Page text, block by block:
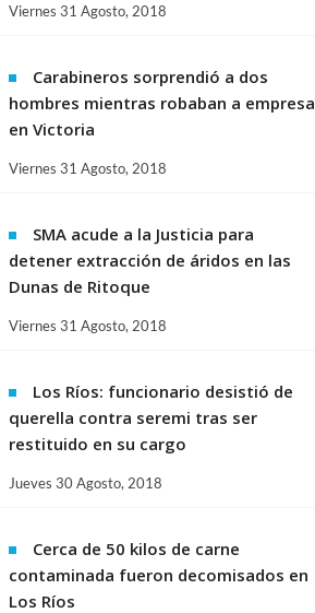
Viernes 31 Agosto, 2018
Carabineros sorprendió a dos
hombres mientras robaban a empresa
en Victoria
Viernes 31 Agosto, 2018
SMA acude a la Justicia para
detener extracción de áridos en las
Dunas de Ritoque
Viernes 31 Agosto, 2018
Los Ríos: funcionario desistió de
querella contra seremi tras ser
restituido en su cargo
Jueves 30 Agosto, 2018
Cerca de 50 kilos de carne
contaminada fueron decomisados en
Los Ríos